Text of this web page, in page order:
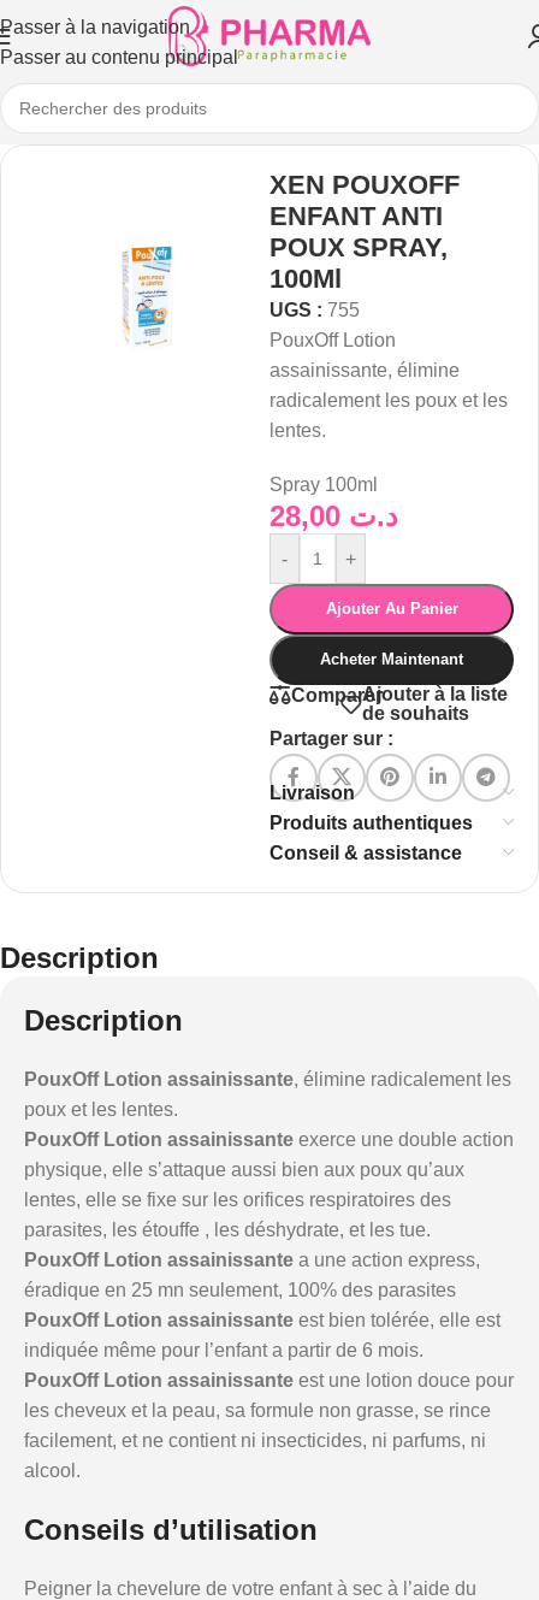
Passer à la navigation
Passer au contenu principal
XEN POUXOFF
ENFANT ANTI
POUX SPRAY,
100Ml
UGS : 755
PouxOff Lotion
assainissante, élimine
radicalement les poux et les
lentes.
Spray 100ml
د.ت
- +
Ajouter Au Panier
Acheter Maintenant
ComparerAjouter à la liste
de souhaits
Partager sur :
Livraison
Produits authentiques
Conseil & assistance
Description
Description
PouxOff Lotion assainissante, élimine radicalement les
poux et les lentes.
PouxOff Lotion assainissante exerce une double action
physique, elle s’attaque aussi bien aux poux qu’aux
lentes, elle se fixe sur les orifices respiratoires des
parasites, les étouffe , les déshydrate, et les tue.
PouxOff Lotion assainissante a une action express,
éradique en 25 mn seulement, 100% des parasites
PouxOff Lotion assainissante est bien tolérée, elle est
indiquée même pour l’enfant a partir de 6 mois.
PouxOff Lotion assainissante est une lotion douce pour
les cheveux et la peau, sa formule non grasse, se rince
facilement, et ne contient ni insecticides, ni parfums, ni
alcool.
Conseils d’utilisation
Peigner la chevelure de votre enfant à sec à l’aide du